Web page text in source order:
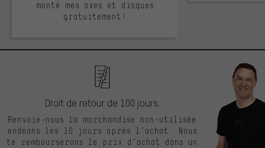
monté mes axes et disques
gratuitement!
Droit de retour de 100 jours.
Renvoie-nous la marchandise non-utilisée
endéans les 10 jours après l’achat. Nous
te rembourserons le prix d’achat dans un